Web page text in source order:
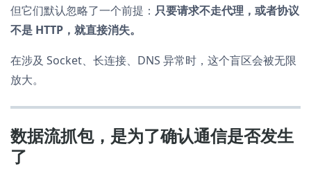
但它们默认忽略了一个前提： 只要请求不走代理，或者协议
不是 HTTP，就直接消失。
在涉及 Socket、长连接、DNS 异常时，这个盲区会被无限
放大。
数据流抓包，是为了确认通信是否发生
了